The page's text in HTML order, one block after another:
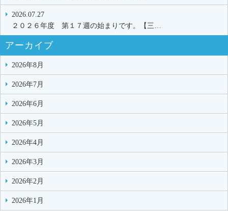
2026.07.27
２０２６年度 第１７週の始まりです。【三…
アーカイブ
2026年8月
2026年7月
2026年6月
2026年5月
2026年4月
2026年3月
2026年2月
2026年1月